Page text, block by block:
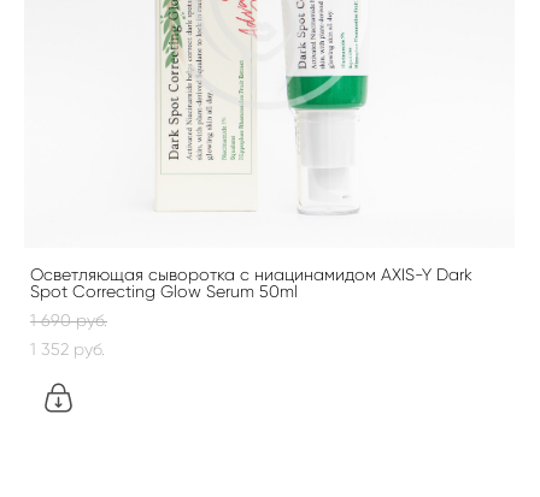
Осветляющая сыворотка с ниацинамидом AXIS-Y Dark
Spot Correcting Glow Serum 50ml
1 690 pуб.
1 352 pуб.